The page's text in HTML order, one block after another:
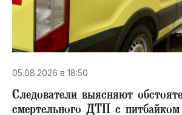
05.08.2026 в 18:50
Следователи выясняют
смертельного ДТП с